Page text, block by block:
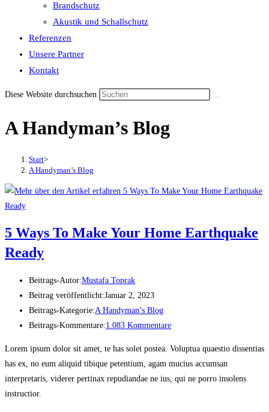
Brandschutz
Akustik und Schallschutz
Referenzen
Unsere Partner
Kontakt
Diese Website durchsuchen
A Handyman’s Blog
Start>
A Handyman’s Blog
5 Ways To Make Your Home Earthquake
Ready
Beitrags-Autor:Mustafa Toprak
Beitrag veröffentlicht:Januar 2, 2023
Beitrags-Kategorie:A Handyman’s Blog
Beitrags-Kommentare:1.083 Kommentare
Lorem ipsum dolor sit amet, te has solet postea. Voluptua quaestio dissentias
has ex, no eum aliquid tibique petentium, agam mucius accumsan
interpretaris, viderer pertinax repudiandae ne ius, qui ne porro insolens
instructior.